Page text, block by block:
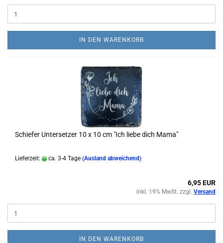
IN DEN WARENKORB
Schiefer Untersetzer 10 x 10 cm "Ich liebe dich Mama"
Lieferzeit: ca. 3-4 Tage (Ausland abweichend)
6,95 EUR
inkl. 19% MwSt. zzgl. Versand
IN DEN WARENKORB